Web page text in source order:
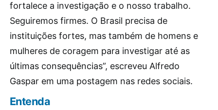
fortalece a investigação e o nosso trabalho.
Seguiremos firmes. O Brasil precisa de
instituições fortes, mas também de homens e
mulheres de coragem para investigar até as
últimas consequências”, escreveu Alfredo
Gaspar em uma postagem nas redes sociais.
Entenda